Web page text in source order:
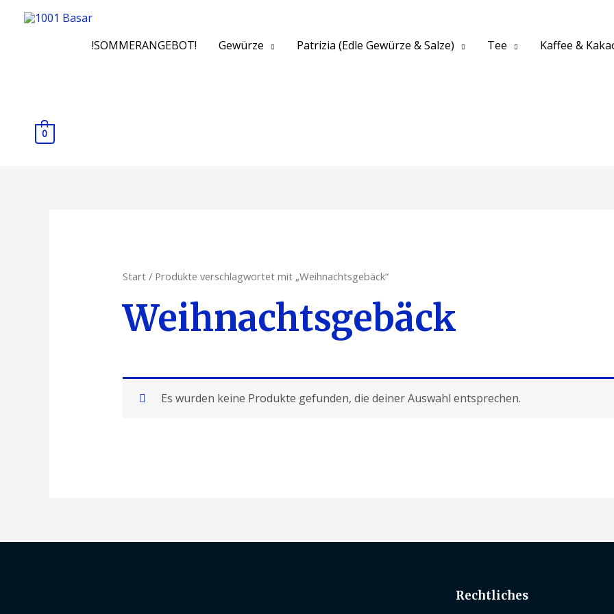
!SOMMERANGEBOT! Gewürze Patrizia (Edle Gewürze & Salze) Tee Kaffee &
0
Start/ Produkte verschlagwortet mit „Weihnachtsgebäck“
Weihnachtsgebäck
Es wurden keine Produkte gefunden, die deiner Auswahl entsprechen.
Rechtliches